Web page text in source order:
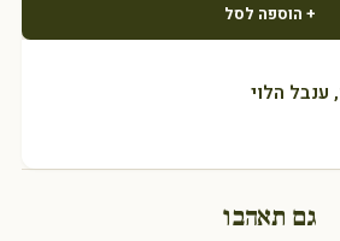
+ הוספה לסל
ענבל הלוי
גם תאהבו